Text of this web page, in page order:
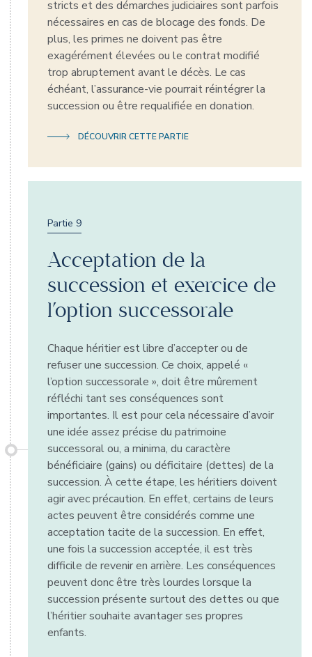
stricts et des démarches judiciaires sont parfois
nécessaires en cas de blocage des fonds. De
plus, les primes ne doivent pas être
exagérément élevées ou le contrat modifié
trop abruptement avant le décès. Le cas
échéant, l’assurance-vie pourrait réintégrer la
succession ou être requalifiée en donation.
DÉCOUVRIR CETTE PARTIE
Partie 9
Acceptation de la
succession et exercice de
l’option successorale
Chaque héritier est libre d’accepter ou de
refuser une succession. Ce choix, appelé «
l’option successorale », doit être mûrement
réfléchi tant ses conséquences sont
importantes. Il est pour cela nécessaire d’avoir
une idée assez précise du patrimoine
successoral ou, a minima, du caractère
bénéficiaire (gains) ou déficitaire (dettes) de la
succession. À cette étape, les héritiers doivent
agir avec précaution. En effet, certains de leurs
actes peuvent être considérés comme une
acceptation tacite de la succession. En effet,
une fois la succession acceptée, il est très
difficile de revenir en arrière. Les conséquences
peuvent donc être très lourdes lorsque la
succession présente surtout des dettes ou que
l’héritier souhaite avantager ses propres
enfants.